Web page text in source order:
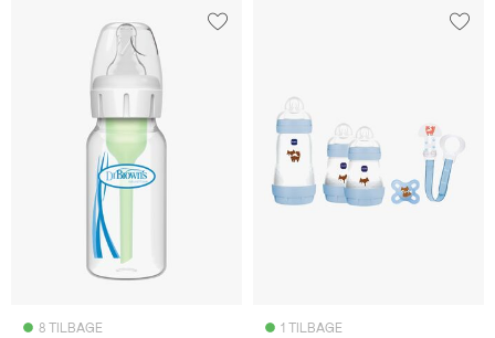
8 TILBAGE 1 TILBAGE